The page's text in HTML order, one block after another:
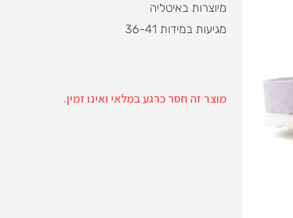
מיוצרות באיטליה
מגיעות במידות 36-41
מוצר זה חסר כרגע במלאי ואינו זמין.